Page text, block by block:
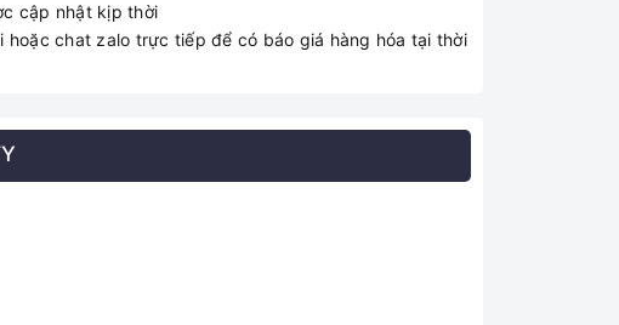
cập nhật kịp thời
hoặc chat zalo trực tiếp để có báo giá hàng hóa tại thời